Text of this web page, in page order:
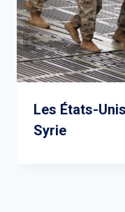
Les États-
Syrie